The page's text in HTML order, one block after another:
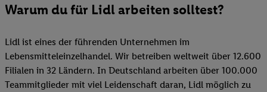
Warum du für Lidl arbeiten solltest?
Lidl ist eines der führenden Unternehmen im
Lebensmitteleinzelhandel. Wir betreiben weltweit über 12.600
Filialen in 32 Ländern. In Deutschland arbeiten über 100.000
Teammitglieder mit viel Leidenschaft daran, Lidl möglich zu